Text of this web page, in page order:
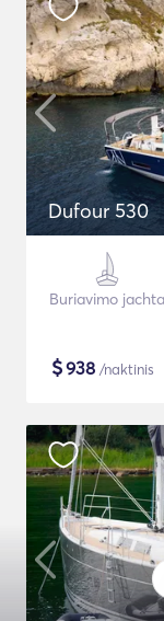
Dufour 530
Buriavimo jachta
$938 /naktinis